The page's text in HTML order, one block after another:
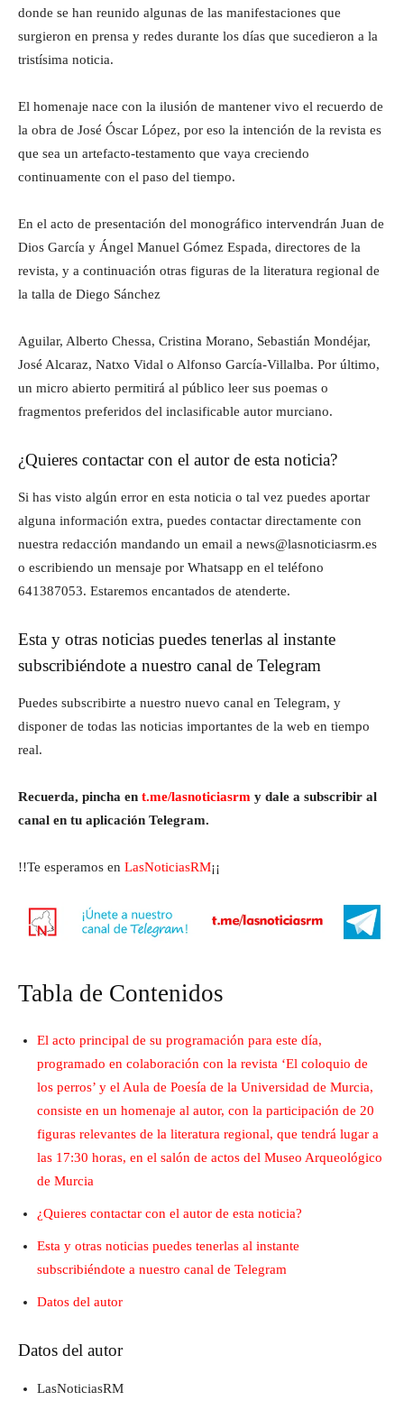
donde se han reunido algunas de las manifestaciones que
surgieron en prensa y redes durante los días que sucedieron a la
tristísima noticia.
El homenaje nace con la ilusión de mantener vivo el recuerdo de
la obra de José Óscar López, por eso la intención de la revista es
que sea un artefacto-testamento que vaya creciendo
continuamente con el paso del tiempo.
En el acto de presentación del monográfico intervendrán Juan de
Dios García y Ángel Manuel Gómez Espada, directores de la
revista, y a continuación otras figuras de la literatura regional de
la talla de Diego Sánchez
Aguilar, Alberto Chessa, Cristina Morano, Sebastián Mondéjar,
José Alcaraz, Natxo Vidal o Alfonso García-Villalba. Por último,
un micro abierto permitirá al público leer sus poemas o
fragmentos preferidos del inclasificable autor murciano.
¿Quieres contactar con el autor de esta noticia?
Si has visto algún error en esta noticia o tal vez puedes aportar
alguna información extra, puedes contactar directamente con
nuestra redacción mandando un email a news@lasnoticiasrm.es
o escribiendo un mensaje por Whatsapp en el teléfono
641387053. Estaremos encantados de atenderte.
Esta y otras noticias puedes tenerlas al instante
subscribiéndote a nuestro canal de Telegram
Puedes subscribirte a nuestro nuevo canal en Telegram, y
disponer de todas las noticias importantes de la web en tiempo
real.
Recuerda, pincha en t.me/lasnoticiasrm y dale a subscribir al
canal en tu aplicación Telegram.
!!Te esperamos en LasNoticiasRM¡¡
Tabla de Contenidos
El acto principal de su programación para este día,
programado en colaboración con la revista ‘El coloquio de
los perros’ y el Aula de Poesía de la Universidad de Murcia,
consiste en un homenaje al autor, con la participación de 20
figuras relevantes de la literatura regional, que tendrá lugar a
las 17:30 horas, en el salón de actos del Museo Arqueológico
de Murcia
¿Quieres contactar con el autor de esta noticia?
Esta y otras noticias puedes tenerlas al instante
subscribiéndote a nuestro canal de Telegram
Datos del autor
Datos del autor
LasNoticiasRM